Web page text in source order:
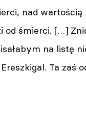
nad wartością
od śmierci. […]
na listę
Ta zaś